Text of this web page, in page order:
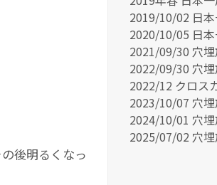
後明るくなっ
2019/10/02 日本
2020/10/05 日本
2021/09/30 穴埋
2022/09/30 穴埋
2022/12 クロス
2023/10/07 穴埋
2024/10/01 穴埋
2025/07/02 穴埋